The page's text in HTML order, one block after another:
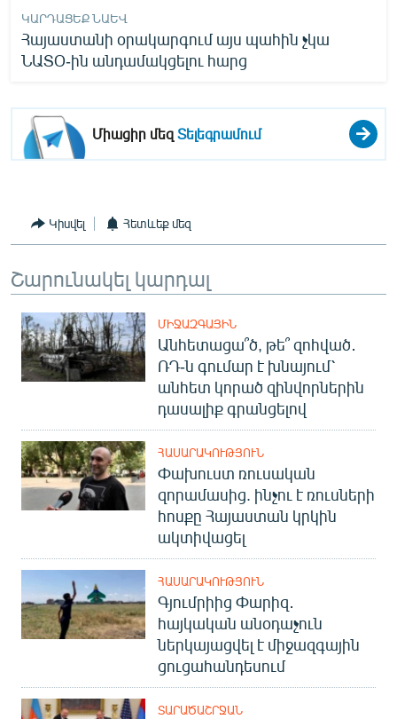
ԿԱՐԴԱՑԵՔ ՆԱԵՎ
Հայաստանի օրակարգում այս պահին չկա
ՆԱՏՕ-ին անդամակցելու հարց
Միացիր մեզՏելեգրամում
Կիսվել Հետևեք մեզ
Շարունակել կարդալ
ՄԻՋԱԶԳԱՅԻՆ
Անհետացա՞ծ, թե՞ զոհված․
ՌԴ-ն գումար է խնայում՝
անհետ կորած զինվորներին
դասալիք գրանցելով
ՀԱՍԱՐԱԿՈՒԹՅՈՒՆ
Փախուստ ռուսական
զորամասից. ինչու է ռուսների
հոսքը Հայաստան կրկին
ակտիվացել
ՀԱՍԱՐԱԿՈՒԹՅՈՒՆ
Գյումրիից Փարիզ․
հայկական անօդաչուն
ներկայացվել է միջազգային
ցուցահանդեսում
ՏԱՐԱԾԱՇՐՋԱՆ